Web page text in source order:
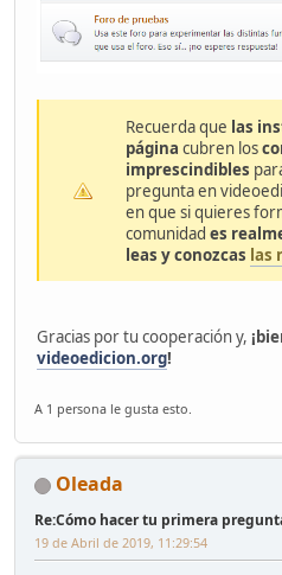
Recuerda que las
página cubren los
imprescindibles
pregunta en
en que si quieres
comunidades
leas y conozcas las
Gracias por tu cooperación y,
videoedicion.org!
A 1 persona le gusta esto.
Oleada
Re:Cómo hacer tu primera
19 de Abril de 2019, 11:29:54